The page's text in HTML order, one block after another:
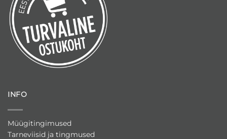
INFO
Müügitingimused
Tarneviisid ja tingmused